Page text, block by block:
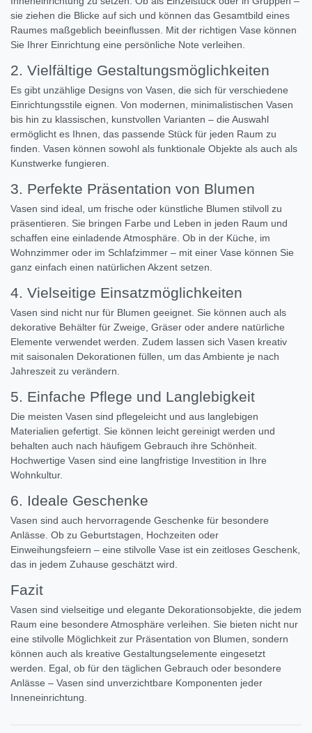
sie ziehen die Blicke auf sich und können das Gesamtbild eines
Raumes maßgeblich beeinflussen. Mit der richtigen Vase können
Sie Ihrer Einrichtung eine persönliche Note verleihen.
2. Vielfältige Gestaltungsmöglichkeiten
Es gibt unzählige Designs von Vasen, die sich für verschiedene
Einrichtungsstile eignen. Von modernen, minimalistischen Vasen
bis hin zu klassischen, kunstvollen Varianten – die Auswahl
ermöglicht es Ihnen, das passende Stück für jeden Raum zu
finden. Vasen können sowohl als funktionale Objekte als auch als
Kunstwerke fungieren.
3. Perfekte Präsentation von Blumen
Vasen sind ideal, um frische oder künstliche Blumen stilvoll zu
präsentieren. Sie bringen Farbe und Leben in jeden Raum und
schaffen eine einladende Atmosphäre. Ob in der Küche, im
Wohnzimmer oder im Schlafzimmer – mit einer Vase können Sie
ganz einfach einen natürlichen Akzent setzen.
4. Vielseitige Einsatzmöglichkeiten
Vasen sind nicht nur für Blumen geeignet. Sie können auch als
dekorative Behälter für Zweige, Gräser oder andere natürliche
Elemente verwendet werden. Zudem lassen sich Vasen kreativ
mit saisonalen Dekorationen füllen, um das Ambiente je nach
Jahreszeit zu verändern.
5. Einfache Pflege und Langlebigkeit
Die meisten Vasen sind pflegeleicht und aus langlebigen
Materialien gefertigt. Sie können leicht gereinigt werden und
behalten auch nach häufigem Gebrauch ihre Schönheit.
Hochwertige Vasen sind eine langfristige Investition in Ihre
Wohnkultur.
6. Ideale Geschenke
Vasen sind auch hervorragende Geschenke für besondere
Anlässe. Ob zu Geburtstagen, Hochzeiten oder
Einweihungsfeiern – eine stilvolle Vase ist ein zeitloses Geschenk,
das in jedem Zuhause geschätzt wird.
Fazit
Vasen sind vielseitige und elegante Dekorationsobjekte, die jedem
Raum eine besondere Atmosphäre verleihen. Sie bieten nicht nur
eine stilvolle Möglichkeit zur Präsentation von Blumen, sondern
können auch als kreative Gestaltungselemente eingesetzt
werden. Egal, ob für den täglichen Gebrauch oder besondere
Anlässe – Vasen sind unverzichtbare Komponenten jeder
Inneneinrichtung.